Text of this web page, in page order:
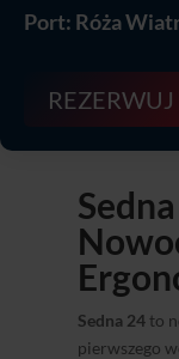
Port: Róża
Sedna 24to
pierwszego